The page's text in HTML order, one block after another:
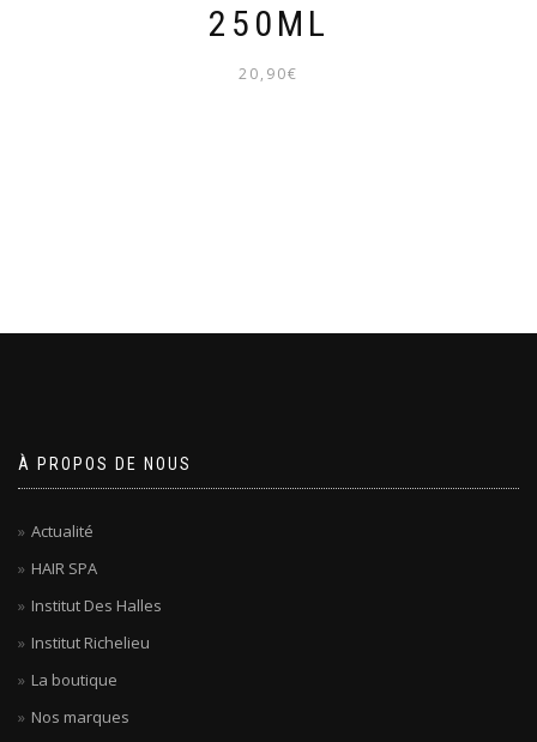
250ML
20,90€
À PROPOS DE NOUS
Actualité
HAIR SPA
Institut Des Halles
Institut Richelieu
La boutique
Nos marques